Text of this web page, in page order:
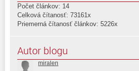
Počet článkov: 14
Celková čítanosť: 73161x
Priemerná čítanosť článkov: 5226x
Autor blogu
miralen